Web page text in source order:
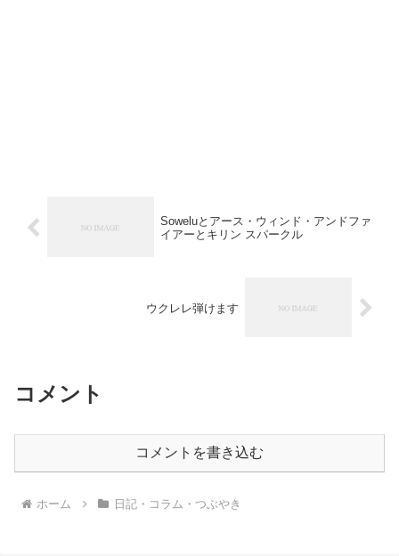
Soweluとアース・ウィンド・アンドファ
イアーとキリン スパークル
ウクレレ弾けます
コメント
コメントを書き込む
ホーム 日記・コラム・つぶやき